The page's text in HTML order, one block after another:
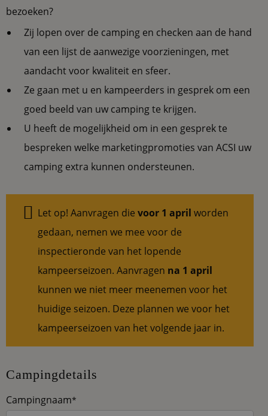
bezoeken?
Zij lopen over de camping en checken aan de hand
van een lijst de aanwezige voorzieningen, met
aandacht voor kwaliteit en sfeer.
Ze gaan met u en kampeerders in gesprek om een
goed beeld van uw camping te krijgen.
U heeft de mogelijkheid om in een gesprek te
bespreken welke marketingpromoties van ACSI uw
camping extra kunnen ondersteunen.
Let op! Aanvragen dievoor 1 aprilworden
gedaan, nemen we mee voor de
inspectieronde van het lopende
kampeerseizoen. Aanvragen na 1 april
kunnen we niet meer meenemen voor het
huidige seizoen. Deze plannen we voor het
kampeerseizoen van het volgende jaar in.
Campingdetails
Campingnaam*